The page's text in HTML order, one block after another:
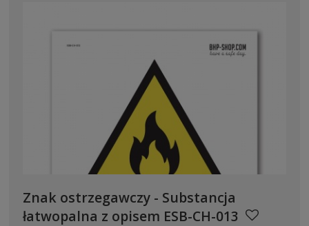
Znak ostrzegawczy - Substancja
łatwopalna z opisem ESB-CH-013